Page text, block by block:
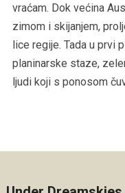
vraćam. Dok većina
zimom i skijanjem,
lice regije. Tada u prvi
planinarske staze,
ljudi koji s ponosom